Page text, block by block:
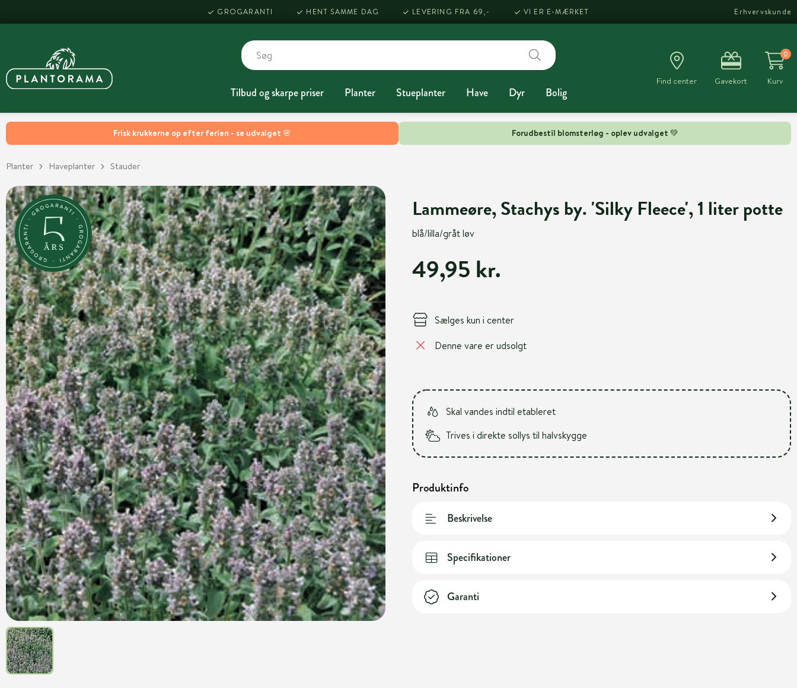
Frisk krukkerne op efter ferien - se udvalget 🌸 Forudbestil blomsterløg - oplev udvalget 💚
GROGARANTI HENT SAMME DAG LEVERING FRA 69,- VI ER E-MÆRKET Erhvervskunde
Tilbud og skarpe priser Planter Stueplanter Have Dyr Bolig
Find center Gavekort
0
Kurv
Planter Haveplanter Stauder
Lammeøre, Stachys by. 'Silky Fleece', 1 liter potte
blå/lilla/gråt løv
49,95 kr.
Sælges kun i center
Denne vare er udsolgt
Skal vandes indtil etableret
Trives i direkte sollys til halvskygge
Produktinfo
Beskrivelse
Specifikationer
Garanti